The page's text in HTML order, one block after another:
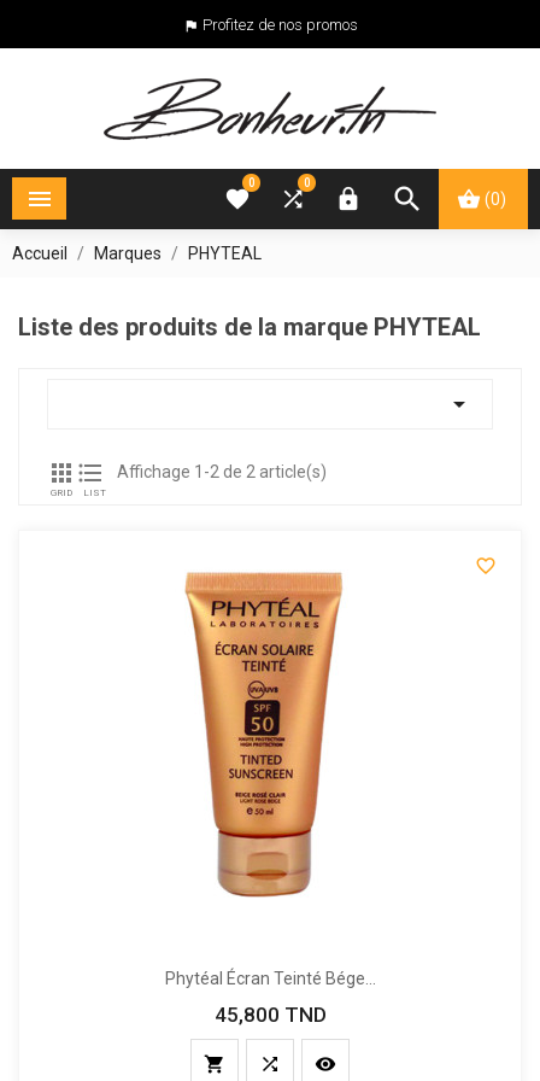
 Profitez de nos promos
 (0)


0

0
Accueil Marques PHYTEAL
Liste des produits de la marque PHYTEAL


GRID

LIST
Affichage 1-2 de 2 article(s)

Phytéal Écran Teinté Bége...
Prix
45,800 TND
  